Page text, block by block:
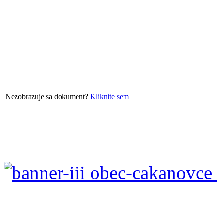
Nezobrazuje sa dokument? Kliknite sem